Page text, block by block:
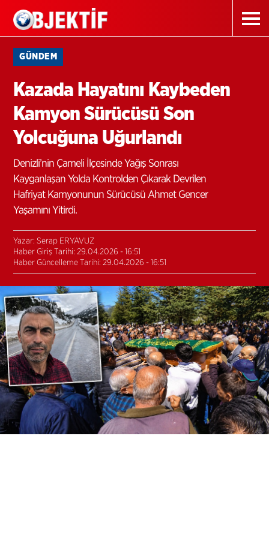
GÜNDEM
Kazada Hayatını Kaybeden
Kamyon Sürücüsü Son
Yolcuğuna Uğurlandı
Denizli’nin Çameli İlçesinde Yağış Sonrası
Kayganlaşan Yolda Kontrolden Çıkarak Devrilen
Hafriyat Kamyonunun Sürücüsü Ahmet Gencer
Yaşamını Yitirdi.
Yazar: Serap ERYAVUZ
Haber Giriş Tarihi: 29.04.2026 - 16:51
Haber Güncelleme Tarihi: 29.04.2026 - 16:51